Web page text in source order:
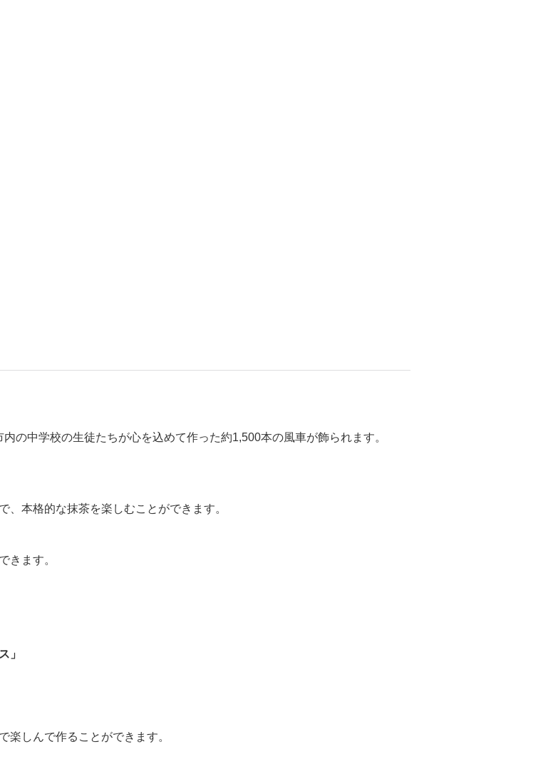
の中学校の生徒たちが心を込めて作った約1,500本の風車が飾られます。
本格的な抹茶を楽しむことができます。
きます。
」
楽しんで作ることができます。